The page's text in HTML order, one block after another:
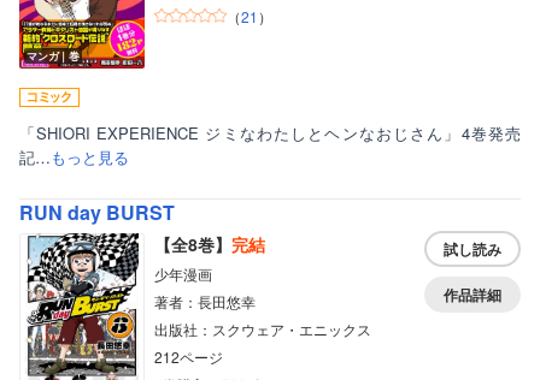
マンガ｜巻
（21 ）
「SHIORI EXPERIENCE ジミなわたしとヘンなおじさん」4巻発売
記…もっと見る
RUN day BURST
【全8巻】 完結
少年漫画
著者：長田悠幸
出版社：スクウェア・エニックス
212ページ
試し読み
作品詳細